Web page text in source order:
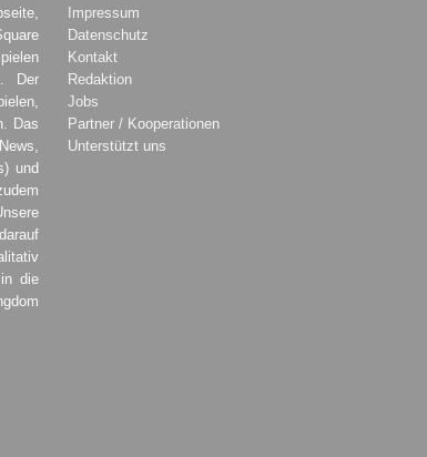
Der
Das
und
die
Impressum
Datenschutz
Kontakt
Redaktion
Jobs
Partner / Kooperationen
Unterstützt uns